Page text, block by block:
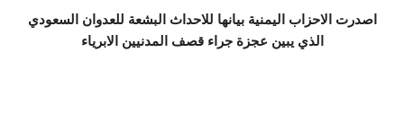
اصدرت الاحزاب اليمنية بيانها للاحداث البشعة للعدوان السعودي
الذي يبين عجزة جراء قصف المدنيين الابرياء